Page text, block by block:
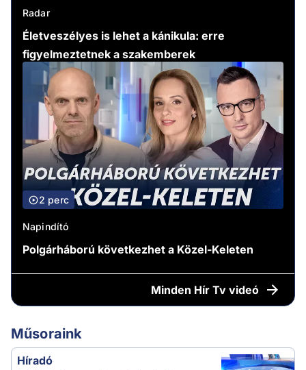
Radar
Életveszélyes is lehet a kánikula: erre
figyelmeztetnek a szakemberek
2 perc
Napindító
Polgárháború következhet a Közel-Keleten
Minden Hír Tv videó
Műsoraink
Híradó